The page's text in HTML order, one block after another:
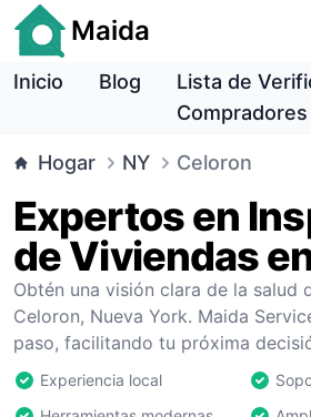
Maida
Inicio Blog
Lista de
Compradores
Hogar NY Celoron
Expertos en
de Viviendas
Obtén una visión clara de la salud
Celoron, Nueva York. Maida
paso, facilitando tu próxima
Experiencia local